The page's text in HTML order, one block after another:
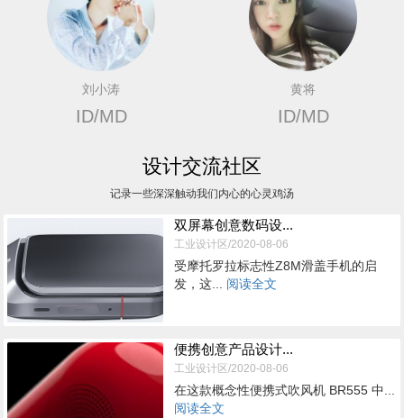
刘小涛
ID/MD
黄将
ID/MD
设计交流社区
记录一些深深触动我们内心的心灵鸡汤
双屏幕创意数码设...
工业设计区/2020-08-06
受摩托罗拉标志性Z8M滑盖手机的启
发，这... 阅读全文
便携创意产品设计...
工业设计区/2020-08-06
在这款概念性便携式吹风机 BR555 中...
阅读全文